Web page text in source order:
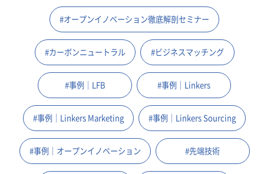
#オープンイノベーション徹底解剖セミナー
#カーボンニュートラル #ビジネスマッチング
#事例｜LFB #事例｜Linkers
#事例｜Linkers Marketing #事例｜Linkers Sourcing
#事例｜オープンイノベーション #先端技術